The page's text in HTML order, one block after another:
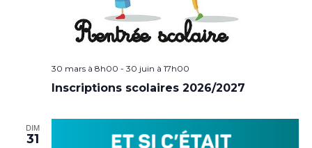
30 mars à 8h00 - 30 juin à 17h00
Inscriptions scolaires 2026/2027
DIM
31